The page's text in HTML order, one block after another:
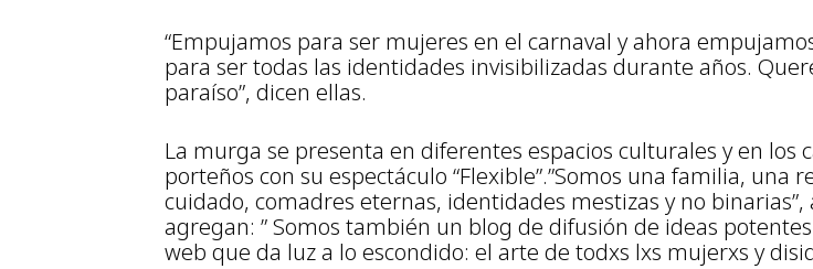
“Empujamos para ser mujeres en el carnaval y ahora
para ser todas las identidades invisibilizadas durante años.
paraíso”, dicen ellas.
La murga se presenta en diferentes espacios culturales y en los
porteños con su espectáculo “Flexible”.”Somos una familia, una
cuidado, comadres eternas, identidades mestizas y no binarias”,
agregan: ” Somos también un blog de difusión de ideas
web que da luz a lo escondido: el arte de todxs lxs mujerxs y